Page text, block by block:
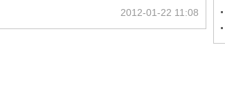
2012-01-22 11:08